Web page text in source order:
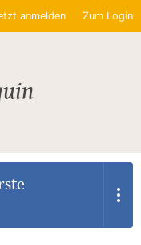
anmelden Zum Login